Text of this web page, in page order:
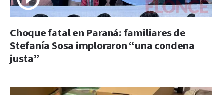
Choque fatal en Paraná: familiares de
Stefanía Sosa imploraron “una condena
justa”